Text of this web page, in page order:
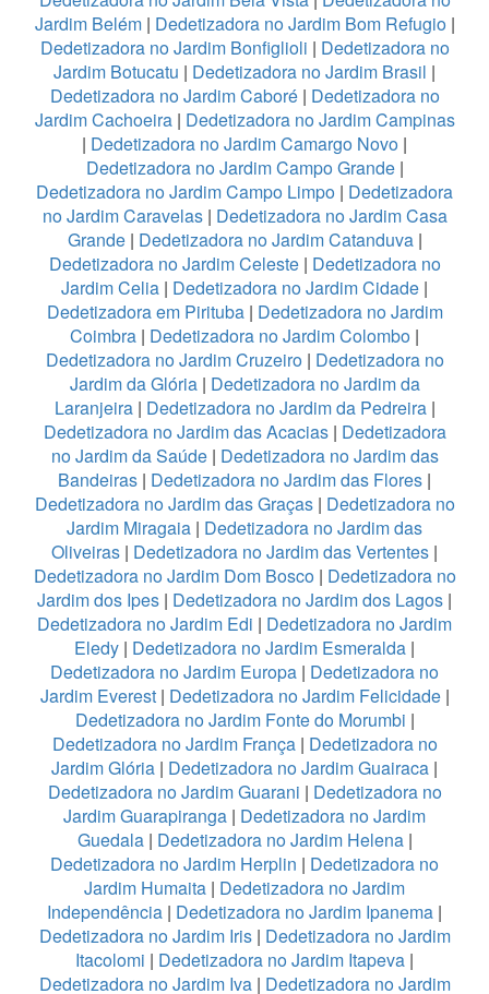
Jardim Belém| Dedetizadora no Jardim Bom Refugio|
Dedetizadora no Jardim Bonfiglioli | Dedetizadora no
Jardim Botucatu | Dedetizadora no Jardim Brasil |
Dedetizadora no Jardim Caboré| Dedetizadora no
Jardim Cachoeira| Dedetizadora no Jardim Campinas
| Dedetizadora no Jardim Camargo Novo |
Dedetizadora no Jardim Campo Grande|
Dedetizadora no Jardim Campo Limpo | Dedetizadora
no Jardim Caravelas| Dedetizadora no Jardim Casa
Grande| Dedetizadora no Jardim Catanduva|
Dedetizadora no Jardim Celeste| Dedetizadora no
Jardim Celia | Dedetizadora no Jardim Cidade |
Dedetizadora em Pirituba| Dedetizadora no Jardim
Coimbra | Dedetizadora no Jardim Colombo |
Dedetizadora no Jardim Cruzeiro| Dedetizadora no
Jardim da Glória| Dedetizadora no Jardim da
Laranjeira| Dedetizadora no Jardim da Pedreira|
Dedetizadora no Jardim das Acacias| Dedetizadora
no Jardim da Saúde| Dedetizadora no Jardim das
Bandeiras | Dedetizadora no Jardim das Flores |
Dedetizadora no Jardim das Graças| Dedetizadora no
Jardim Miragaia | Dedetizadora no Jardim das
Oliveiras | Dedetizadora no Jardim das Vertentes |
Dedetizadora no Jardim Dom Bosco| Dedetizadora no
Jardim dos Ipes | Dedetizadora no Jardim dos Lagos |
Dedetizadora no Jardim Edi | Dedetizadora no Jardim
Eledy | Dedetizadora no Jardim Esmeralda |
Dedetizadora no Jardim Europa | Dedetizadora no
Jardim Everest| Dedetizadora no Jardim Felicidade|
Dedetizadora no Jardim Fonte do Morumbi |
Dedetizadora no Jardim França| Dedetizadora no
Jardim Glória | Dedetizadora no Jardim Guairaca |
Dedetizadora no Jardim Guarani | Dedetizadora no
Jardim Guarapiranga | Dedetizadora no Jardim
Guedala| Dedetizadora no Jardim Helena|
Dedetizadora no Jardim Herplin | Dedetizadora no
Jardim Humaita | Dedetizadora no Jardim
Independência | Dedetizadora no Jardim Ipanema |
Dedetizadora no Jardim Iris| Dedetizadora no Jardim
Itacolomi | Dedetizadora no Jardim Itapeva |
Dedetizadora no Jardim Iva| Dedetizadora no Jardim